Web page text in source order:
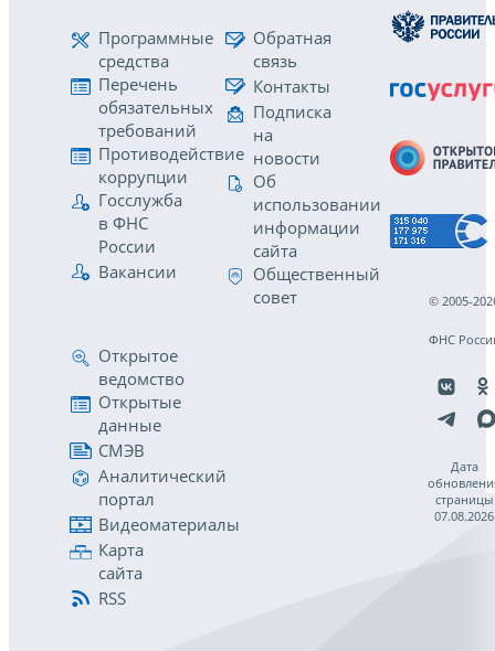
Программные
средства
Перечень
обязательных
требований
Противодействие
коррупции
Госслужба
в ФНС
России
Вакансии
Обратная
связь
Контакты
Подписка
на
новости
Об
использовании
информации
сайта
Общественный
совет
Открытое
ведомство
Открытые
данные
СМЭВ
Аналитический
портал
Видеоматериалы
Карта
сайта
RSS
© 2005-
ФНС
Дата
страницы
07.08.2026